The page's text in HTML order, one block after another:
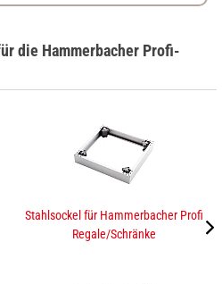
die Hammerbacher Profi-
Stahlsockel für Hammerbacher Profi
Regale/Schränke